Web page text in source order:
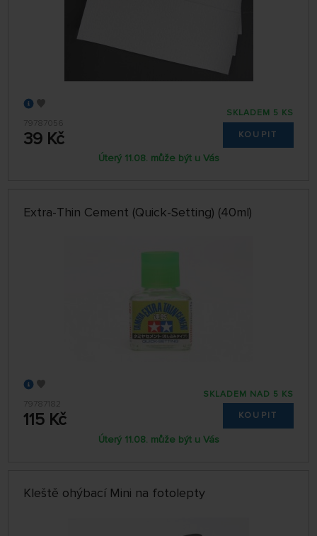
79787056
39 Kč
SKLADEM 5 KS
KOUPIT
Úterý 11.08. může být u Vás
Extra-Thin Cement (Quick-Setting) (40ml)
79787182
115 Kč
SKLADEM NAD 5 KS
KOUPIT
Úterý 11.08. může být u Vás
Kleště ohýbací Mini na fotolepty